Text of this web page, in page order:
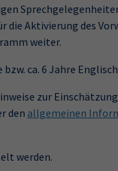
Aktivierung des
weiter.
ca. 6 Jahre
zur
den allgemeinen
werden.